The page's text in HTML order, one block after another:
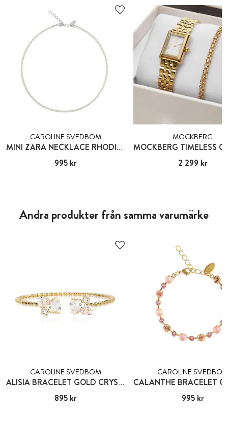
CAROLINE SVEDBOM
MINI ZARA NECKLACE RHODIUM CRYSTAL
Pris:995 kr
995 kr
MOCKBERG
Pris :2 299 kr
2 299 kr
Andra produkter från samma varumärke
CAROLINE SVEDBOM
ALISIA BRACELET GOLD CRYSTAL
Pris:895 kr
895 kr
CAROLINE SVEDBOM
Pris:995 kr
995 kr